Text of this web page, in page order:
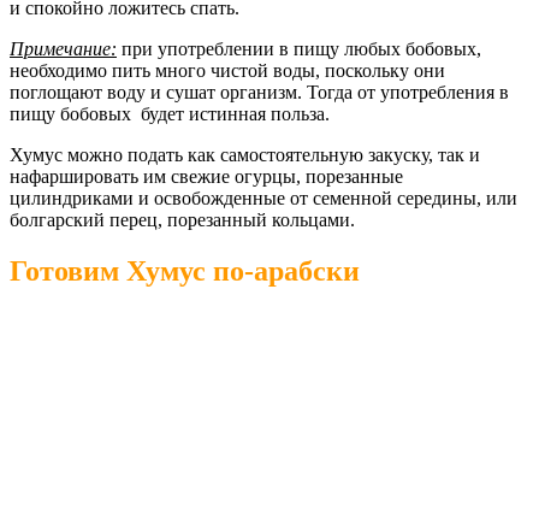
и спокойно ложитесь спать.
Примечание: при употреблении в пищу любых бобовых,
необходимо пить много чистой воды, поскольку они
поглощают воду и сушат организм. Тогда от употребления в
пищу бобовых будет истинная польза.
Хумус можно подать как самостоятельную закуску, так и
нафаршировать им свежие огурцы, порезанные
цилиндриками и освобожденные от семенной середины, или
болгарский перец, порезанный кольцами.
Готовим Хумус по-арабски